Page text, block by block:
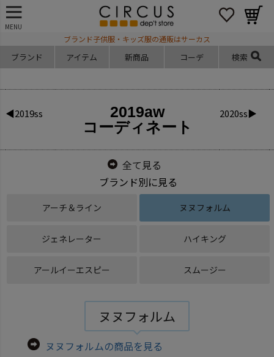
MENU
ブランド子供服・キッズ服の通販はサーカス
ブランド アイテム 新商品 コーデ 検索
◀2019ss
2019aw
コーディネート
2020ss▶
全て見る
ブランド別に見る
アーチ＆ライン ヌヌフォルム
ジェネレーター ハイキング
アールイーエスピー スムージー
ヌヌフォルム
ヌヌフォルムの商品を見る